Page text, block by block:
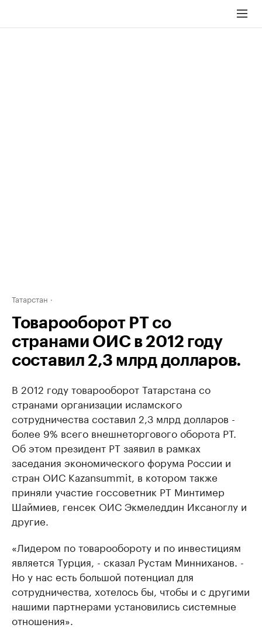
Татарстан
Товарооборот РТ со
странами ОИС в 2012 году
составил 2,3 млрд долларов.
В 2012 году товарооборот Татарстана со
странами организации исламского
сотрудничества составил 2,3 млрд долларов -
более 9% всего внешнеторгового оборота РТ.
Об этом президент РТ заявил в рамках
заседания экономического форума России и
стран ОИС Kazansummit, в котором также
приняли участие госсоветник РТ Минтимер
Шаймиев, генсек ОИС Экмеледдин Иксаноглу и
другие.
«Лидером по товарообороту и по инвестициям
является Турция, - сказал Рустам Минниханов. -
Но у нас есть большой потенциал для
сотрудничества, хотелось бы, чтобы и с другими
нашими партнерами установились системные
отношения».